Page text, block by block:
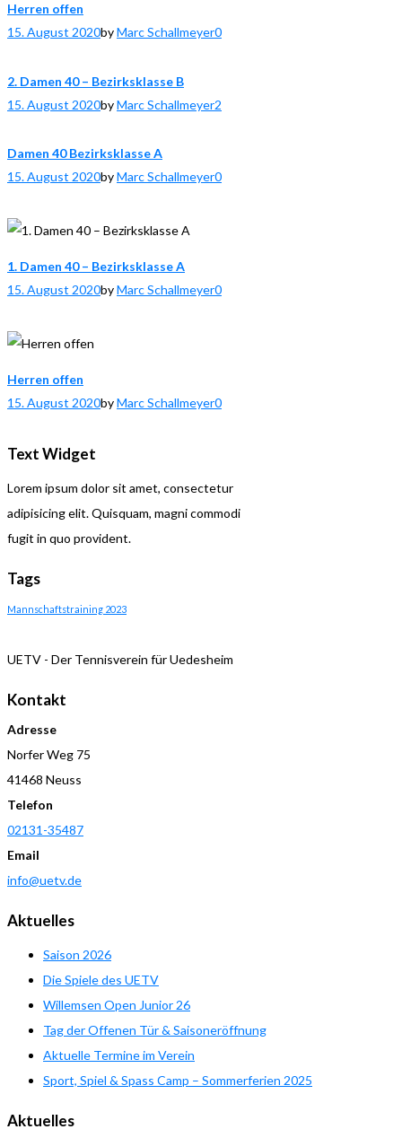
Herren offen
15. August 2020byMarc Schallmeyer0
2. Damen 40 – Bezirksklasse B
15. August 2020byMarc Schallmeyer2
Damen 40 Bezirksklasse A
15. August 2020byMarc Schallmeyer0
1. Damen 40 – Bezirksklasse A
15. August 2020byMarc Schallmeyer0
Herren offen
15. August 2020byMarc Schallmeyer0
Text Widget
Lorem ipsum dolor sit amet, consectetur
adipisicing elit. Quisquam, magni commodi
fugit in quo provident.
Tags
Mannschaftstraining 2023
UETV - Der Tennisverein für Uedesheim
Kontakt
Adresse
Norfer Weg 75
41468 Neuss
Telefon
02131-35487
Email
info@uetv.de
Aktuelles
Saison 2026
Die Spiele des UETV
Willemsen Open Junior 26
Tag der Offenen Tür & Saisoneröffnung
Aktuelle Termine im Verein
Sport, Spiel & Spass Camp – Sommerferien 2025
Aktuelles